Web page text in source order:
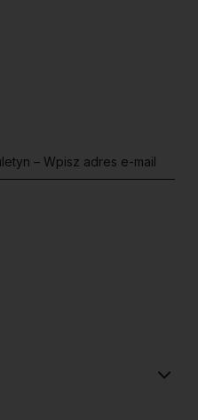
– Wpisz adres e-mail